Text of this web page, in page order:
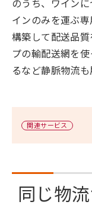
のうち、ワイン
インのみを運ぶ
構築して配送品
プの輸配送網を
るなど静脈物流
関連サービス
同じ物